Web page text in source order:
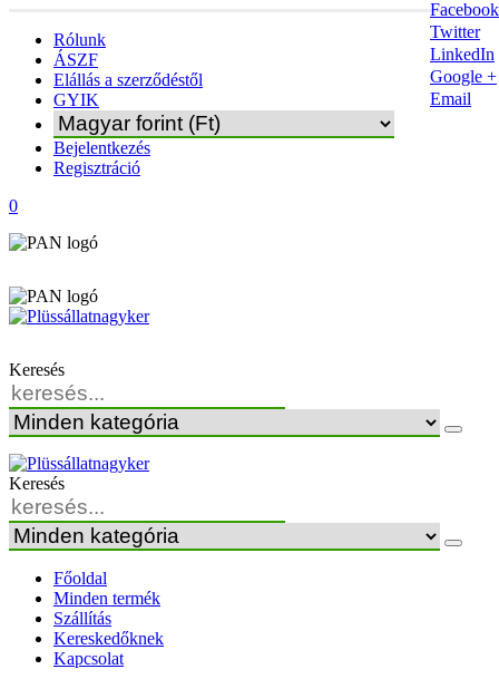
Rólunk
ÁSZF
Elállás a szerződéstől
GYIK
Bejelentkezés
Regisztráció
0
Keresés
Keresés
Főoldal
Minden termék
Szállítás
Kereskedőknek
Kapcsolat
Facebook
Twitter
LinkedIn
Google +
Email